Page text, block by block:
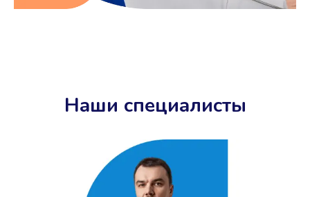
Наши специалисты